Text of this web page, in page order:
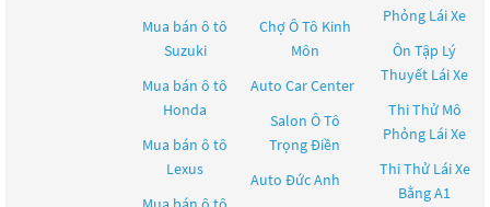
Mua bán ô tô
Suzuki
Mua bán ô tô
Honda
Mua bán ô tô
Lexus
Chợ Ô Tô Kinh
Môn
Auto Car Center
Salon Ô Tô
Trọng Điền
Auto Đức Anh
Phỏng Lái Xe
Ôn Tập Lý
Thuyết Lái Xe
Thi Thử Mô
Phỏng Lái Xe
Thi Thử Lái Xe
Bằng A1